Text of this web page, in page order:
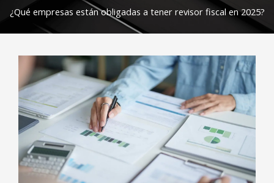
¿Qué empresas están obligadas a tener revisor fiscal en 2025?
datos